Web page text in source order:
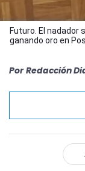
Futuro. El nadador
ganando oro en
Por Redacción